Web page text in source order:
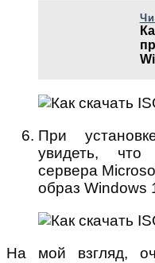
При
увидеть, что
сервера
образ Windows
На мой взгляд,